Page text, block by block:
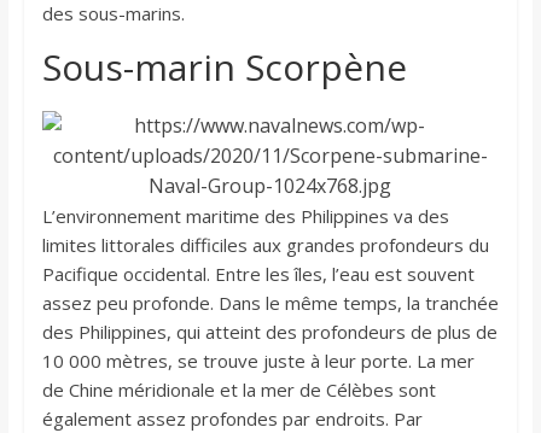
des sous-marins.
Sous-marin Scorpène
L’environnement maritime des Philippines va des
limites littorales difficiles aux grandes profondeurs du
Pacifique occidental. Entre les îles, l’eau est souvent
assez peu profonde. Dans le même temps, la tranchée
des Philippines, qui atteint des profondeurs de plus de
10 000 mètres, se trouve juste à leur porte. La mer
de Chine méridionale et la mer de Célèbes sont
également assez profondes par endroits. Par